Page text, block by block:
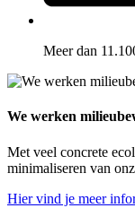
Meer dan
We werken
Met veel concrete
minimaliseren van
Hier vind je meer